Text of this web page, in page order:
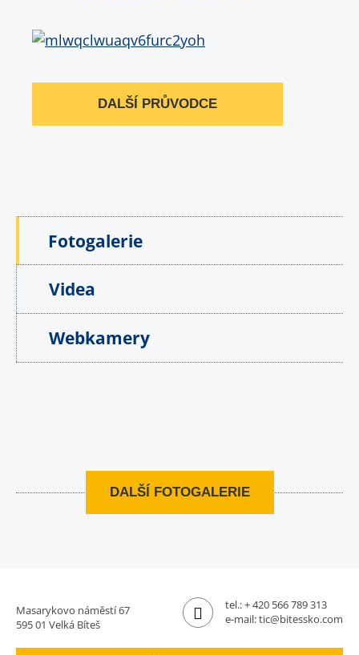
DALŠÍ PRŮVODCE
Fotogalerie
Videa
Webkamery
DALŠÍ FOTOGALERIE
Masarykovo náměstí 67
595 01 Velká Bíteš
tel.:+ 420 566 789 313
e-mail:tic@bitessko.com